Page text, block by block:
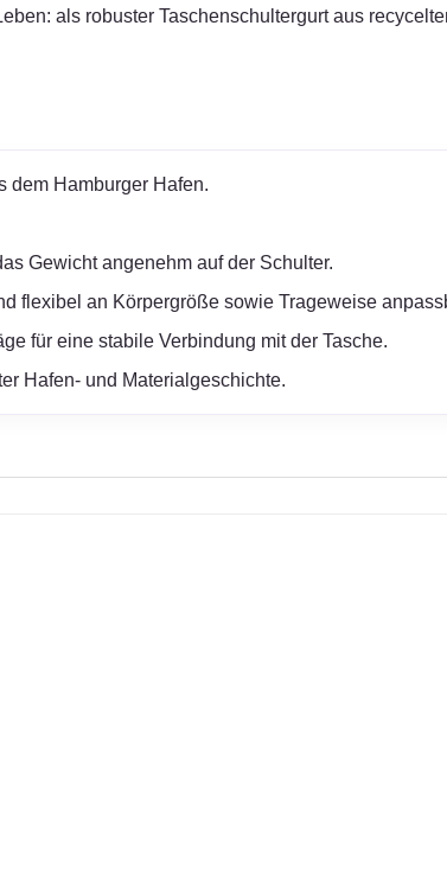
als robuster Taschenschultergurt aus
dem Hamburger Hafen.
Gewicht angenehm auf der Schulter.
flexibel an Körpergröße sowie Trageweise
für eine stabile Verbindung mit der Tasche.
Hafen- und Materialgeschichte.